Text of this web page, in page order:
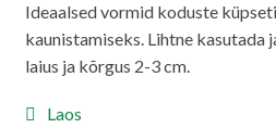
oli:
14.00€.
on:
10.00€.
Ideaalsed vormid koduste
kaunistamiseks. Lihtne kasutada
laius ja kõrgus 2-3 cm.
Laos